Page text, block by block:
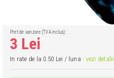
Pret de vanzare (TVA inclus):
3 Lei
In rate de la 0.50 Lei / luna- vezi detalii